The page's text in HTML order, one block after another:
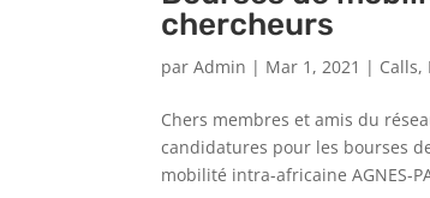
chercheurs
parAdmin | Mar 1, 2021 | Calls,
Chers membres et amis du
candidatures pour les bourses
mobilité intra-africaine AGNES-